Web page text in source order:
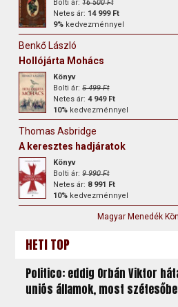
Bolti ár:16 500 Ft
Netes ár: 14 999 Ft
9% kedvezménnyel
Benkő László
Hollójárta Mohács
Könyv
Bolti ár:5 499 Ft
Netes ár:4 949 Ft
10% kedvezménnyel
Thomas Asbridge
A keresztes hadjáratok
Könyv
Bolti ár:9 990 Ft
Netes ár: 8 991 Ft
10% kedvezménnyel
Magyar Menedék
HETI TOP
Politico: eddig Orbán Viktor
uniós államok, most